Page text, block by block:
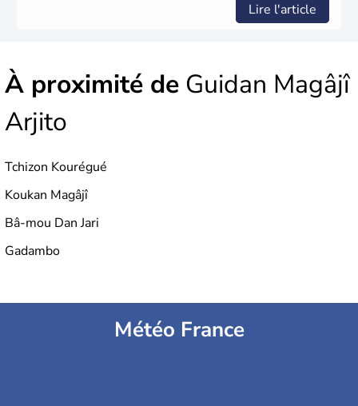
Lire l'article
À proximité de Guidan Magâjî
Arjito
Tchizon Kourégué
Koukan Magâjî
Bâ-mou Dan Jari
Gadambo
Météo France